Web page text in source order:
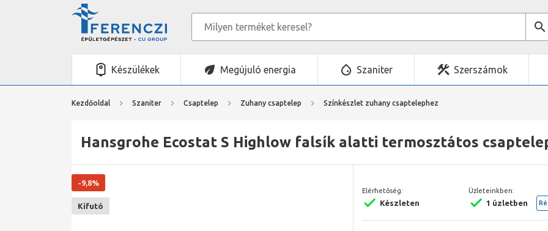
Készülékek Megújuló energia Szaniter Szerszámok
Kezdőoldal Szaniter Csaptelep Zuhany csaptelep Színkészlet zuhany csaptelephez
Hansgrohe Ecostat S Highlow falsík alatti termosztátos
-9,8%
Kifutó
Elérhetőség:
Készleten
Üzleteinkben:
1 üzletben